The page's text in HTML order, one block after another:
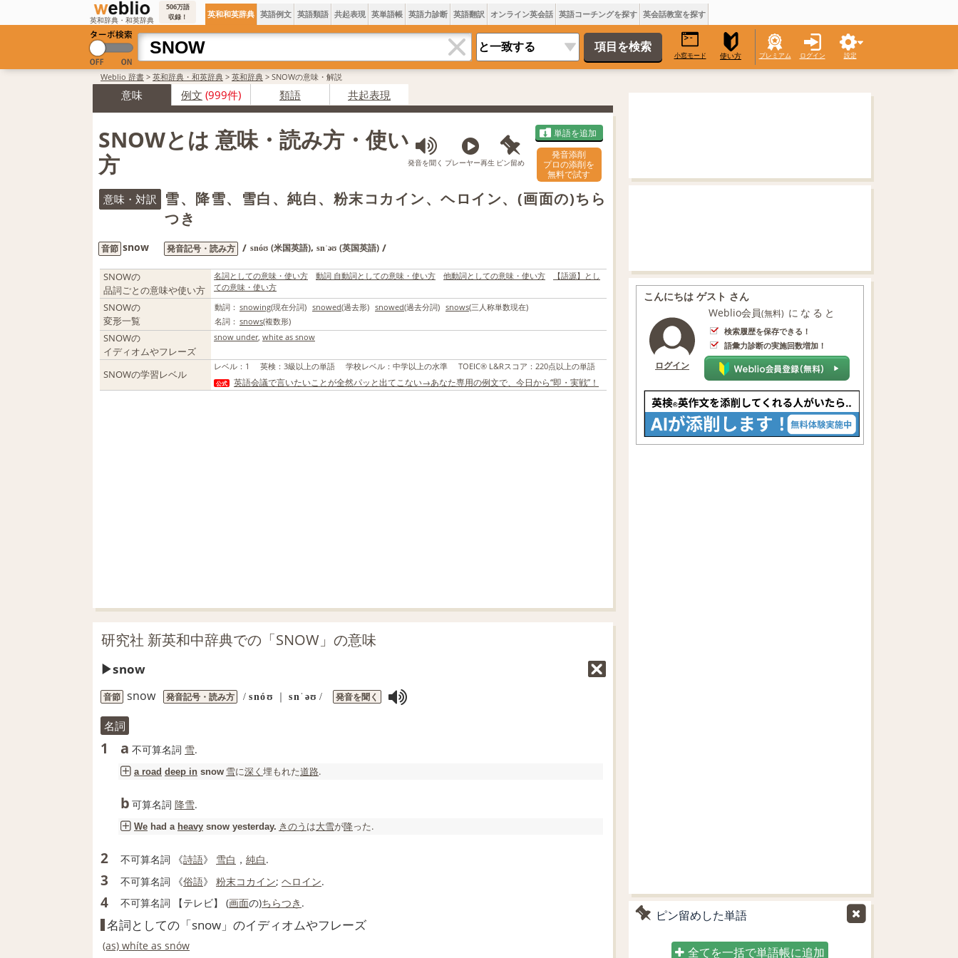
英和辞典・和英辞典
506万語
収録！
英和和英辞典 英語例文 英語類語 共起表現 英単語帳 英語力診断 英語翻訳 オンライン英会話 英語コーチングを探す 英会話教室を探す
小窓モード 使い方 プレミアム ログイン 設定
Weblio 辞書 > 英和辞典・和英辞典 > 英和辞典 > SNOWの意味・解説
意味 例文 (999件) 類語 共起表現
SNOWとは 意味・読み方・使い
方
発音を聞く プレーヤー再生 ピン留め
単語を追加
発音添削
プロの添削を
無料で試す
意味・対訳
雪、降雪、雪白、純白、粉末コカイン、ヘロイン、(画面の)ちら
つき
音節 snow 発音記号・読み方 / snóʊ (米国英語), snˈəʊ (英国英語) /
SNOWの
品詞ごとの意味や使い方
名詞としての意味・使い方 動詞 自動詞としての意味・使い方 他動詞としての意味・使い方
【語源】とし
ての意味・使い方
SNOWの
変形一覧
動詞： snowing(現在分詞) snowed(過去形) snowed(過去分詞) snows(三人称単数現在)
名詞： snows(複数形)
SNOWの
イディオムやフレーズ
snow under, white as snow
SNOWの学習レベル
レベル ： 1 英検 ： 3級以上の単語 学校レベル ： 中学以上の水準 TOEIC® L&Rスコア ： 220点以上の単語
公式 英語会議で言いたいことが全然パッと出てこない→あなた専用の例文で、今日から“即・実戦”！
研究社 新英和中辞典での「SNOW」の意味
snow
音節 snow 発音記号・読み方 / snóʊ snˈəʊ / 発音を聞く
名詞
1 a 不可算名詞 雪.
a road deep in snow 雪に深く 埋もれた道路.
b 可算名詞 降雪.
We had a heavy snow yesterday. きのう は大雪が降った.
2 不可算名詞 《詩語》 雪白 ， 純白.
3 不可算名詞 《俗語》 粉末コカイン; ヘロイン.
4 不可算名詞 【テレビ】 (画面の)ちらつき .
名詞としての「snow」のイディオムやフレーズ
(as) whíte as snów
こんにちは ゲスト さん
ログイン
Weblio会員(無料) になると
検索履歴を保存できる！
語彙力診断の実施回数増加！
ピン留めした単語
全てを一括で単語帳に追加